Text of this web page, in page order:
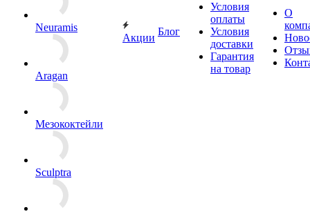
Neuramis
Aragan
Мезококтейли
Sculptra
Акции
Блог
Условия
оплаты
Условия
доставки
Гарантия
на товар
О